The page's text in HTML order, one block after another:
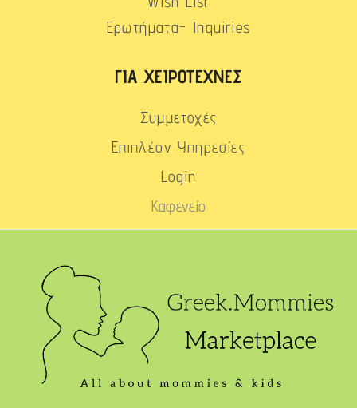
Ερωτήματα- Inquiries
ΓΙΑ ΧΕΙΡΟΤΈΧΝΕΣ
Συμμετοχές
Επιπλέον Υπηρεσίες
Login
Καφενείο